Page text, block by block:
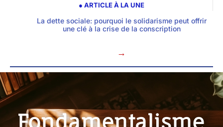
● ARTICLE À LA UNE
La dette sociale: pourquoi le solidarisme peut offrir
une clé à la crise de la conscription
→
Fondamentalisme